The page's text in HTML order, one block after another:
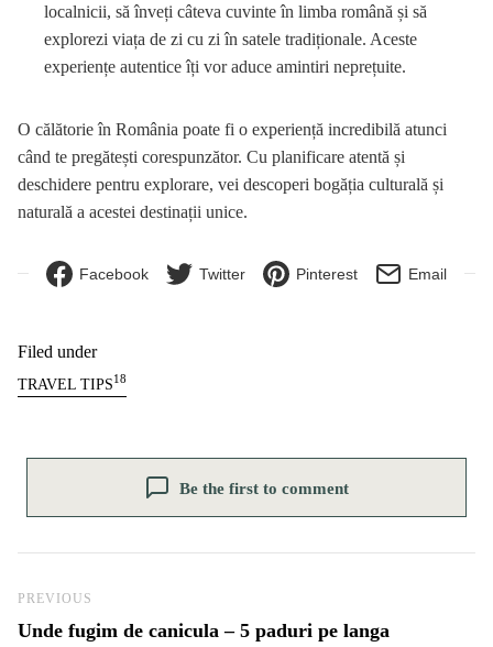
localnicii, să înveți câteva cuvinte în limba română și să
explorezi viața de zi cu zi în satele tradiționale. Aceste
experiențe autentice îți vor aduce amintiri neprețuite.
O călătorie în România poate fi o experiență incredibilă atunci
când te pregătești corespunzător. Cu planificare atentă și
deschidere pentru explorare, vei descoperi bogăția culturală și
naturală a acestei destinații unice.
Facebook Twitter Pinterest Email
Filed under
TRAVEL TIPS18
Be the first to comment
Previous Post
PREVIOUS
Unde fugim de canicula – 5 paduri pe langa